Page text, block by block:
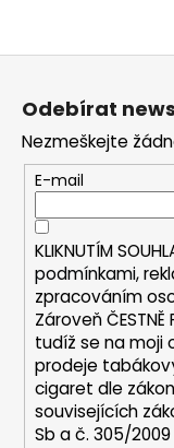
Odebírat
Nezmeškejte
E-mail
KLIKNUTÍM
podmínkami,
zpracováním
Zároveň
tudíž se na moji
prodeje
cigaret dle
souvisejících
Sb a č. 305/2009